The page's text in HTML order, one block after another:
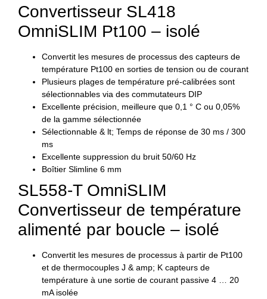
Convertisseur SL418
OmniSLIM Pt100 – isolé
Convertit les mesures de processus des capteurs de
température Pt100 en sorties de tension ou de courant
Plusieurs plages de température pré-calibrées sont
sélectionnables via des commutateurs DIP
Excellente précision, meilleure que 0,1 ° C ou 0,05%
de la gamme sélectionnée
Sélectionnable & lt; Temps de réponse de 30 ms / 300
ms
Excellente suppression du bruit 50/60 Hz
Boîtier Slimline 6 mm
SL558-T OmniSLIM
Convertisseur de température
alimenté par boucle – isolé
Convertit les mesures de processus à partir de Pt100
et de thermocouples J & amp; K capteurs de
température à une sortie de courant passive 4 … 20
mA isolée